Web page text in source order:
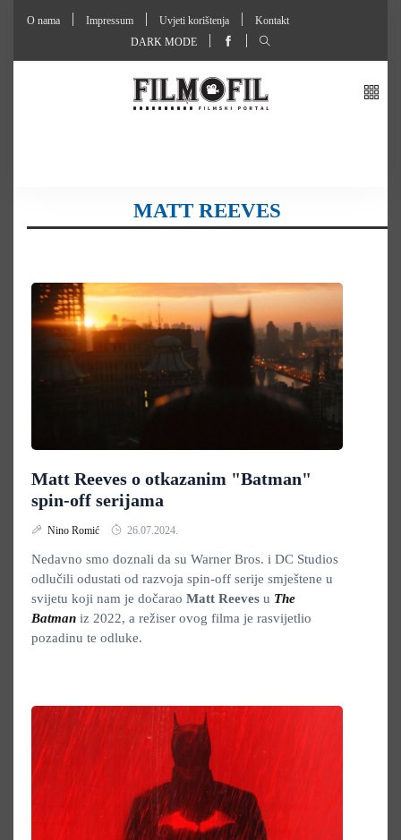
O nama Impressum Uvjeti korištenja
Kontakt
DARK MODE
MATT REEVES
Matt Reeves o otkazanim "Batman"
spin-off serijama
Nino Romić 26.07.2024.
Nedavno smo doznali da su Warner Bros. i DC Studios
odlučili odustati od razvoja spin-off serije smještene u
svijetu koji nam je dočarao Matt Reeves u The
Batman iz 2022, a režiser ovog filma je rasvijetlio
pozadinu te odluke.